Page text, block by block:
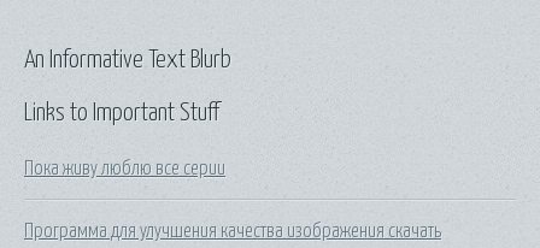
Links to Important Stuff
Пока живу люблю все серии
Программа для улучшения качества изображения скачать
An Informative Text Blurb